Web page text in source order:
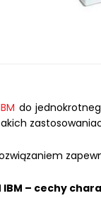
do
IBM – cechy